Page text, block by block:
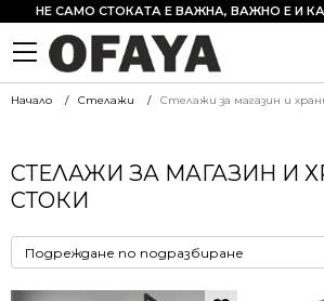
НЕ САМО СТОКАТА Е ВАЖНА, ВАЖНО Е И
Начало Стелажи Стелажи за магазин и
СТЕЛАЖИ ЗА МАГАЗИН И
СТОКИ